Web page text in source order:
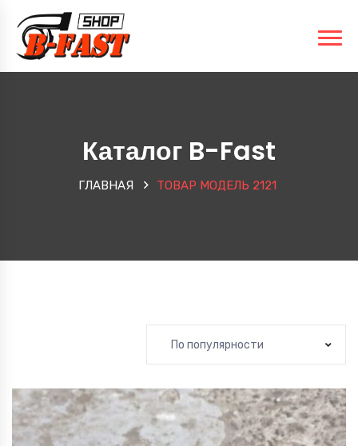
Каталог B-Fast
ГЛАВНАЯ ТОВАР МОДЕЛЬ 2121
По популярности